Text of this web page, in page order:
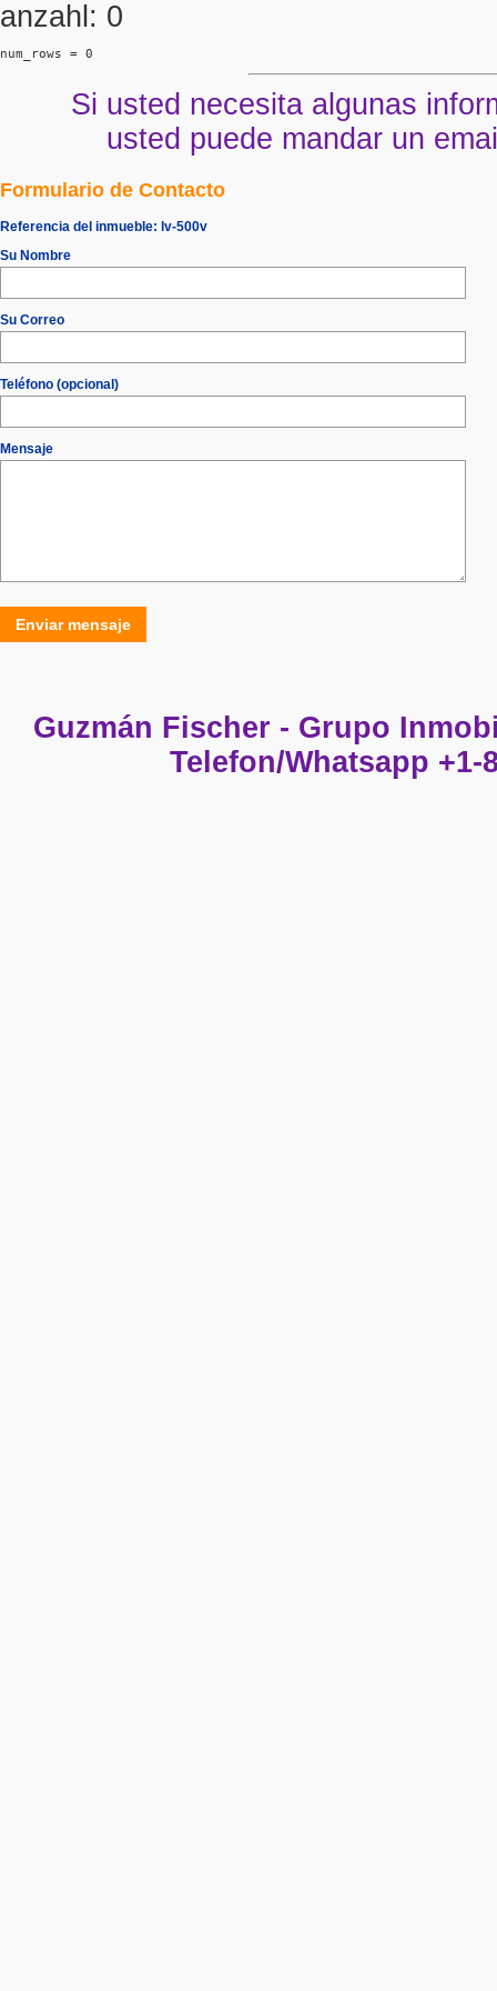
anzahl: 0
num_rows = 0
Si usted necesita algunas
usted puede mandar un
Formulario de Contacto
Referencia del inmueble: lv-500v
Su Nombre
Su Correo
Teléfono (opcional)
Mensaje
Enviar mensaje
Guzmán Fischer - Grupo
Telefon/Whatsapp +1-